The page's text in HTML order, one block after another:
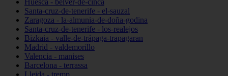
Huesca - belver-de-cinca
Santa-cruz-de-tenerife - el-sauzal
Zaragoza - la-almunia-de-doña-godina
Santa-cruz-de-tenerife - los-realejos
Bizkaia - valle-de-trápaga-trapagaran
Madrid - valdemorillo
Valencia - manises
Barcelona - terrassa
Lleida - tremp